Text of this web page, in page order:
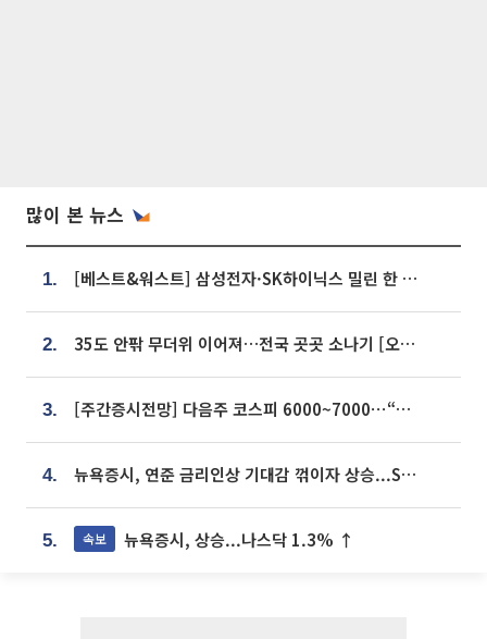
많이 본 뉴스
1. [베스트&워스트] 삼성전자·SK하이닉스 밀린 한 주…상상인증권은 85% 급등
2. 35도 안팎 무더위 이어져…전국 곳곳 소나기 [오늘 날씨]
3. [주간증시전망] 다음주 코스피 6000~7000⋯“外人 수급은 정책이 변수”
4. 뉴욕증시, 연준 금리인상 기대감 꺾이자 상승...S&P500 사상 최고치 [종합]
5. 속보 뉴욕증시, 상승...나스닥 1.3% ↑